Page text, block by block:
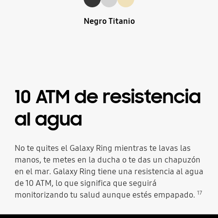
Negro Titanio
10 ATM de resistencia
al agua
No te quites el Galaxy Ring mientras te lavas las
manos, te metes en la ducha o te das un chapuzón
en el mar. Galaxy Ring tiene una resistencia al agua
de 10 ATM, lo que significa que seguirá
monitorizando tu salud aunque estés empapado. 17